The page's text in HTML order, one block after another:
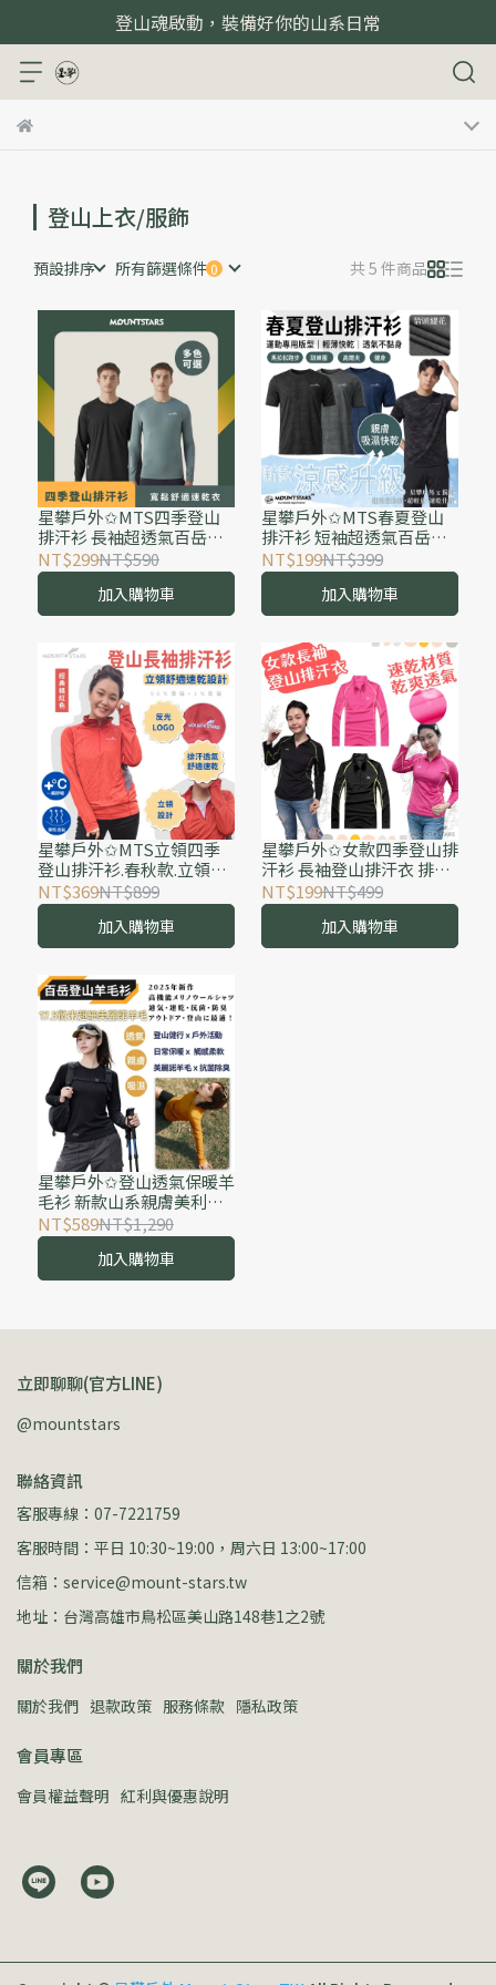
登山魂啟動，裝備好你的山系日常
登山上衣/服飾
預設排序 所有篩選條件 共 5 件商品
星攀戶外✩MTS四季登山
排汗衫 長袖超透氣百岳打
底上衣 不濕不黏 運動T恤
寬鬆舒適速乾衣 馬拉松排
汗衫 跑步健身訓練服
NT$299NT$590
加入購物車
星攀戶外✩MTS春夏登山
排汗衫 短袖超透氣百岳健
行上衣 不濕不黏 運動T恤
寬鬆舒適速乾衣 馬拉松排
汗衫 跑步健身訓練服
NT$199NT$399
加入購物車
星攀戶外✩MTS立領四季
登山排汗衫.春秋款.立領長
袖透氣百岳登山 高山速乾
排汗衫 舒適拉鍊設計 戶外
旅遊徒步健行 爬山服
NT$369NT$899
加入購物車
星攀戶外✩女款四季登山排
汗衫 長袖登山排汗衣 排汗
衫 速乾衣 避免流汗失溫 登
山必備 秋季立領吸濕排汗
透氣跑步運動T恤
NT$199NT$499
加入購物車
星攀戶外✩登山透氣保暖羊
毛衫 新款山系親膚美利諾
羊毛 保暖透氣羊毛衣 排汗
速乾衣T恤 美麗諾羊毛徒步
登山運動透氣長袖
NT$589NT$1,290
加入購物車
立即聊聊(官方LINE)
@mountstars
聯絡資訊
客服專線：07-7221759
客服時間：平日 10:30~19:00，周六日 13:00~17:00
信箱：service@mount-stars.tw
地址：台灣高雄市鳥松區美山路148巷1之2號
關於我們
關於我們 退款政策 服務條款 隱私政策
會員專區
會員權益聲明 紅利與優惠說明